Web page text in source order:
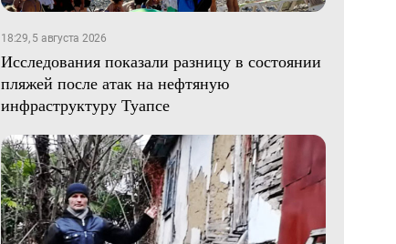
18:29, 5 августа 2026
Исследования показали разницу в состоянии
пляжей после атак на нефтяную
инфраструктуру Туапсе